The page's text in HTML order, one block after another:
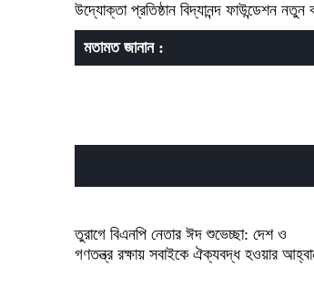
উদ্যোক্তা প্রতিষ্ঠান বিদ্যানন্দ ফাউন্ডেশন
মতামত জানান :
তুরাগে বিএনপি নেতার ঈদ শুভেচ্ছা: দেশ ও
গণতন্ত্র রক্ষায় সবাইকে ঐক্যবদ্ধ হওয়ার